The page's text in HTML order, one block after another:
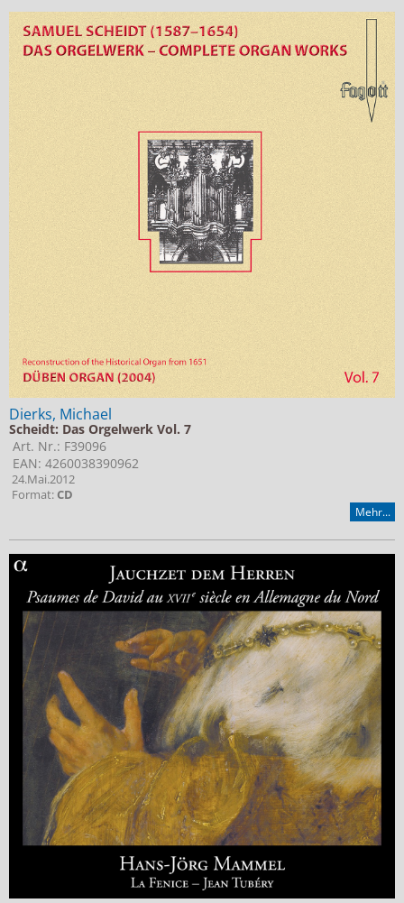
Dierks, Michael
Scheidt: Das Orgelwerk Vol. 7
Art. Nr.: F39096
EAN: 4260038390962
24.Mai.2012
Format:CD
Mehr...